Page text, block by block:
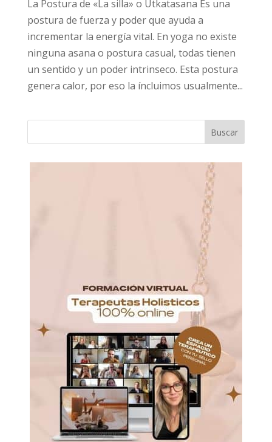
La Postura de «La silla» o Utkatasana Es una
postura de fuerza y poder que ayuda a
incrementar la energía vital. En yoga no existe
ninguna asana o postura casual, todas tienen
un sentido y un poder intrinseco. Esta postura
genera calor, por eso la íncluimos usualmente...